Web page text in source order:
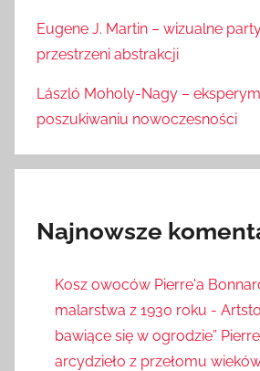
Eugene J. Martin – wizualne
przestrzeni abstrakcji
László Moholy-Nagy –
poszukiwaniu nowoczesności
Najnowsze
Kosz owoców Pierre'a
malarstwa z 1930 roku -
bawiące się w ogrodzie”
arcydzieło z przełomu